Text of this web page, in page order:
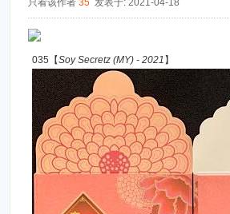
只看该作者 35 发表于: 2021-04-18
035【Soy Secretz (MY) - 2021 】